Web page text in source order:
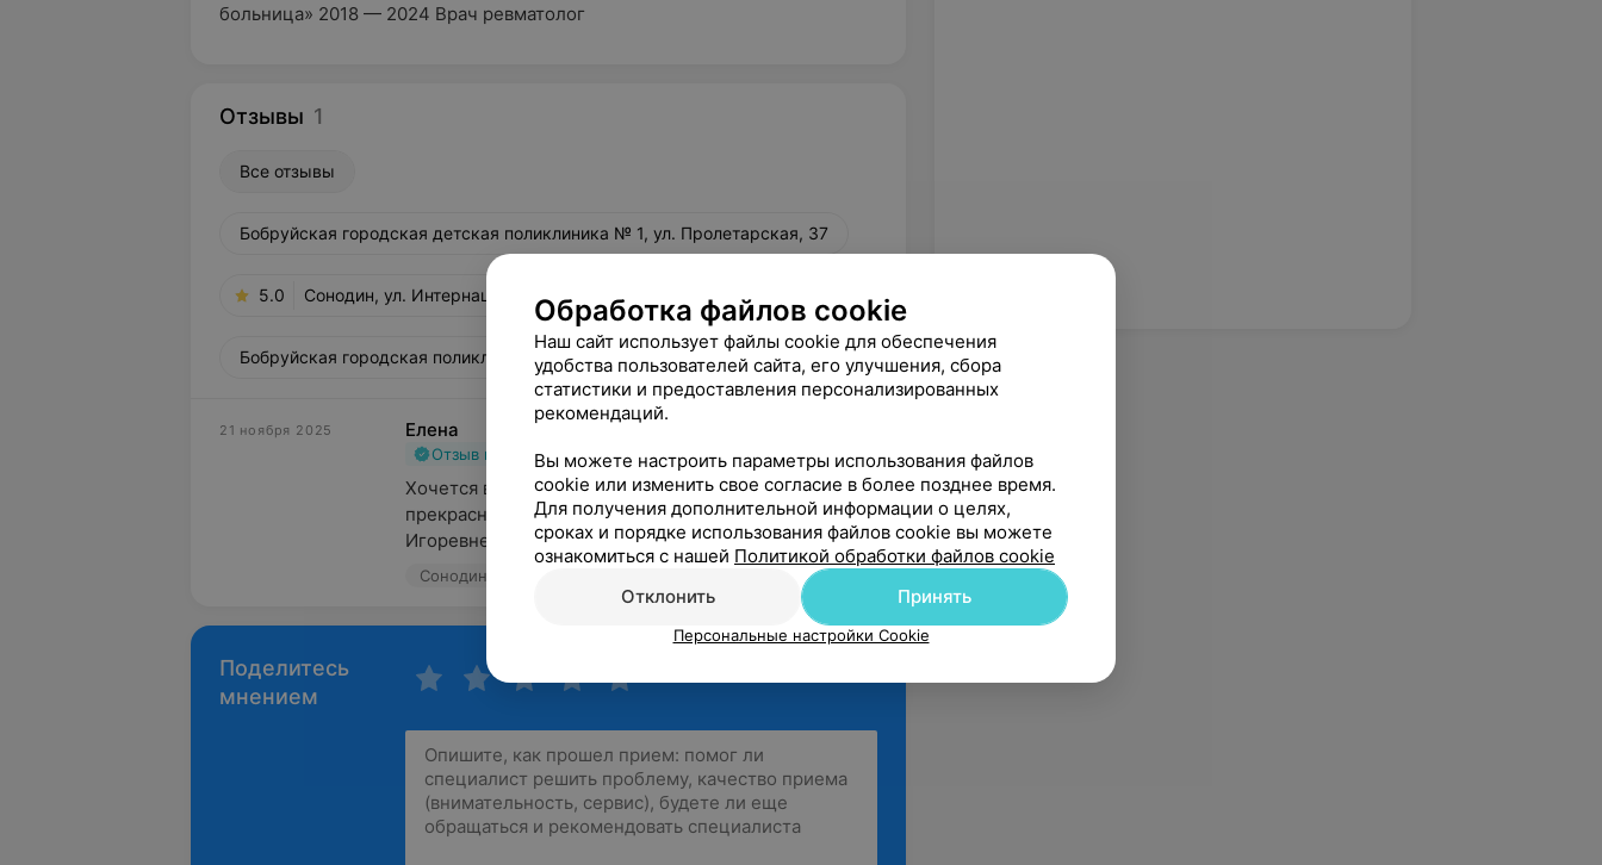
больница» 2018 — 2024 Врач ревматолог
Отзывы 1
Все отзывы
Бобруйская городская детская поликлиника № 1, ул. Пролетарская, 37
5.0 Сонодин, ул. Интернациональная, 47
Бобруйская городская поликлиника №7, пр. Строителей, 37
21 ноября 2025 Елена
Отзыв подтвержден Рекомендую
Хочется выразить огромную благодарность
прекрасному доктору Мироненко Анастасии
Игоревне за огромную  помощь в лечении, ...
Сонодин, ул. Интернациональная, 47
Поделитесь
мнением
Обработка файлов cookie
Наш сайт использует файлы cookie для обеспечения
удобства пользователей сайта, его улучшения, сбора
статистики и предоставления персонализированных
рекомендаций.
Вы можете настроить параметры использования файлов
cookie или изменить свое согласие в более позднее время.
Для получения дополнительной информации о целях,
сроках и порядке использования файлов cookie вы можете
ознакомиться с нашей Политикой обработки файлов cookie
Отклонить
Принять
Персональные настройки Cookie